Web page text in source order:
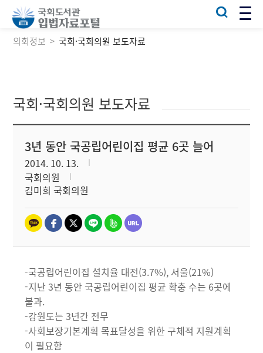
의회정보 국회·국회의원 보도자료
국회·국회의원 보도자료
3년 동안 국공립어린이집 평균 6곳 늘어
2014. 10. 13.
국회의원
김미희 국회의원
-국공립어린이집 설치율 대전(3.7%), 서울(21%)
-지난 3년 동안 국공립어린이집 평균 확충 수는 6곳에
불과.
-강원도는 3년간 전무
-사회보장기본계획 목표달성을 위한 구체적 지원계획
이 필요함